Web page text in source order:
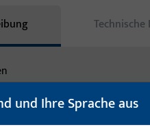
Technische
und Ihre Sprache aus